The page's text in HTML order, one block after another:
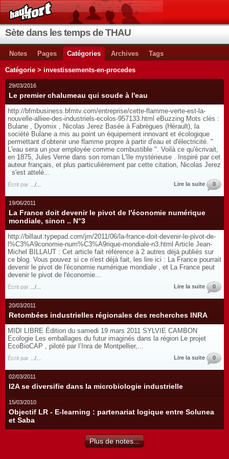
Sète dans les temps de THAU
Notes Pages Catégories Archives Tags
Catégorie > investissements-en-procedes
29/03/2016
Le premier chalumeau qui soude à l'eau
http://bfmbusiness.bfmtv.com/entreprise/cette-flamme-verte-est-la-
nouvelle-alliee-des-industriels-ecolos-957133.html eBuzzing Mots clés :
Bulane , Dyomix , Nicolas Jerez Basée à Fabrègues (Hérault), la
société Bulane a mis au point un équipement innovant et écologique
permettant d’obtenir une flamme propre à partir d'eau et d'électricité. "
L'eau sera un jour employée comme combustible ". Voilà ce qu'écrivait,
en 1875, Jules Verne dans son roman L'île mystérieuse . Inspiré par cet
auteur français, et plus particulièrement par cette citation, Nicolas Jerez
s'est attelé...
Écrit par .../... Lire la suite 0
19/06/2011
La France doit devenir le pivot de l'économie numérique
mondiale, sinon .. N°3
http://billaut.typepad.com/jm/2011/06/la-france-doit-devenir-le-pivot-de-
l%C3%A9conomie-num%C3%A9rique-mondiale-n3.html Article Jean-
Michel BILLAUT : Cet article fait référence à 2 autres déjà publiés sur
ce blog. Vous pouvez si ce n'est déjà fait, les lire ici : La France pourrait
devenir le pivot de l'économie numérique mondiale , et La France peut
devenir le pivot de l'économie...
Écrit par .../... Lire la suite 0
20/03/2011
Retombées industrielles régionales des recherches INRA
MIDI LIBRE Édition du samedi 19 mars 2011 SYLVIE CAMBON
Ecologie Les emballages du futur imaginés dans la région Le projet
EcoBioCAP , piloté par l’Inra de Montpellier,...
Écrit par .../... Lire la suite 0
02/03/2011
I2A se diversifie dans la microbiologie industrielle
15/03/2010
Objectif LR - E-learning : partenariat logique entre Solunea
et Saba
Plus de notes...